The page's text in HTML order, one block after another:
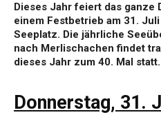
Dieses Jahr feiert das ganze
einem Festbetrieb am 31.
Seeplatz. Die jährliche
nach Merlischachen findet
dieses Jahr zum 40. Mal statt.
Donnerstag, 31.